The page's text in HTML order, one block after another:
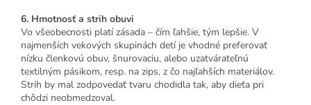
6. Hmotnosť a strih obuvi
Vo všeobecnosti platí zásada – čím ľahšie, tým lepšie. V
najmenších vekových skupinách detí je vhodné preferovať
nízku členkovú obuv, šnurovaciu, alebo uzatvárateľnú
textilným pásikom, resp. na zips, z čo najľahších materiálov.
Strih by mal zodpovedať tvaru chodidla tak, aby dieťa pri
chôdzi neobmedzoval.